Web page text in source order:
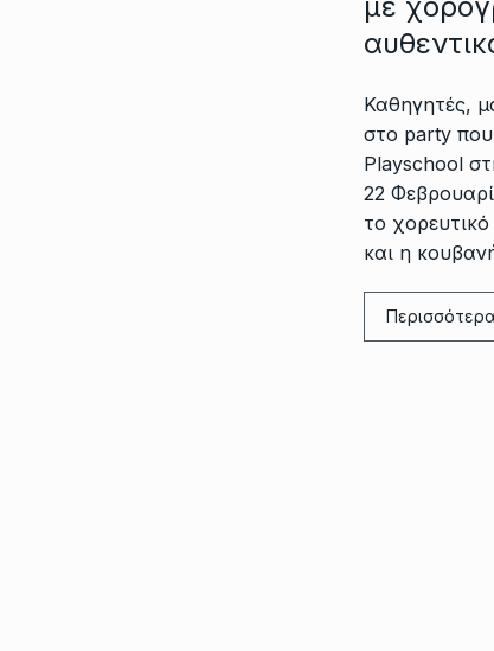
Καθηγητές,
στο party
Playschool
22
το
και η
Περισσότερα